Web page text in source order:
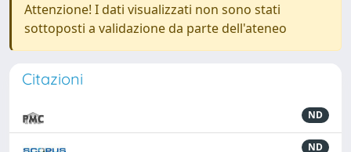
Attenzione! I dati visualizzati non sono stati
sottoposti a validazione da parte dell'ateneo
Citazioni
ND
ND